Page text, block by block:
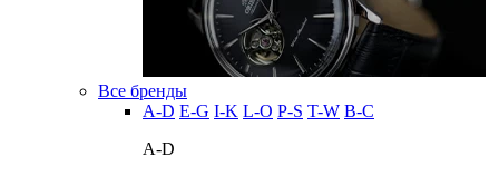
Все бренды
A-D E-G I-K L-O P-S T-W В-С
A-D